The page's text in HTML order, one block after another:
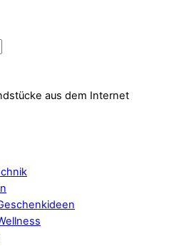
aus dem Internet